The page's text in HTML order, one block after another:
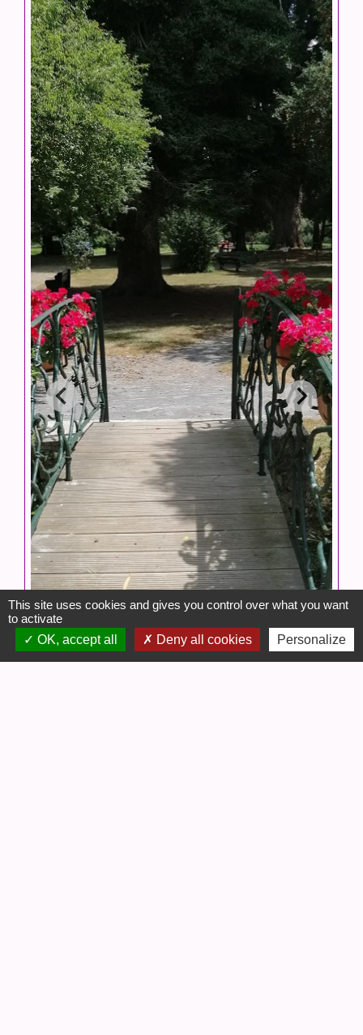
This site uses cookies and gives you control over what you want
to activate
OK, accept all
Deny all cookies Personalize